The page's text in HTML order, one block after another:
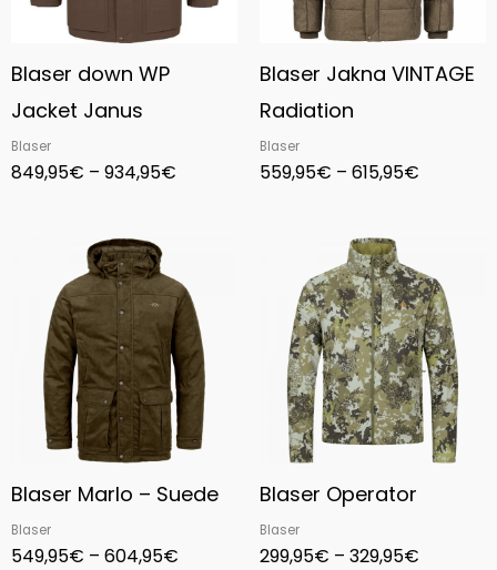
Blaser down WP
Jacket Janus
Blaser
849,95€ – 934,95€
Blaser Jakna VINTAGE
Radiation
Blaser
559,95€ – 615,95€
Blaser Marlo – Suede
Blaser
549,95€ – 604,95€
549,95€
through
604,95€
Blaser Operator
Blaser
299,95€ – 329,95€
range:
299,95€
through
329,95€